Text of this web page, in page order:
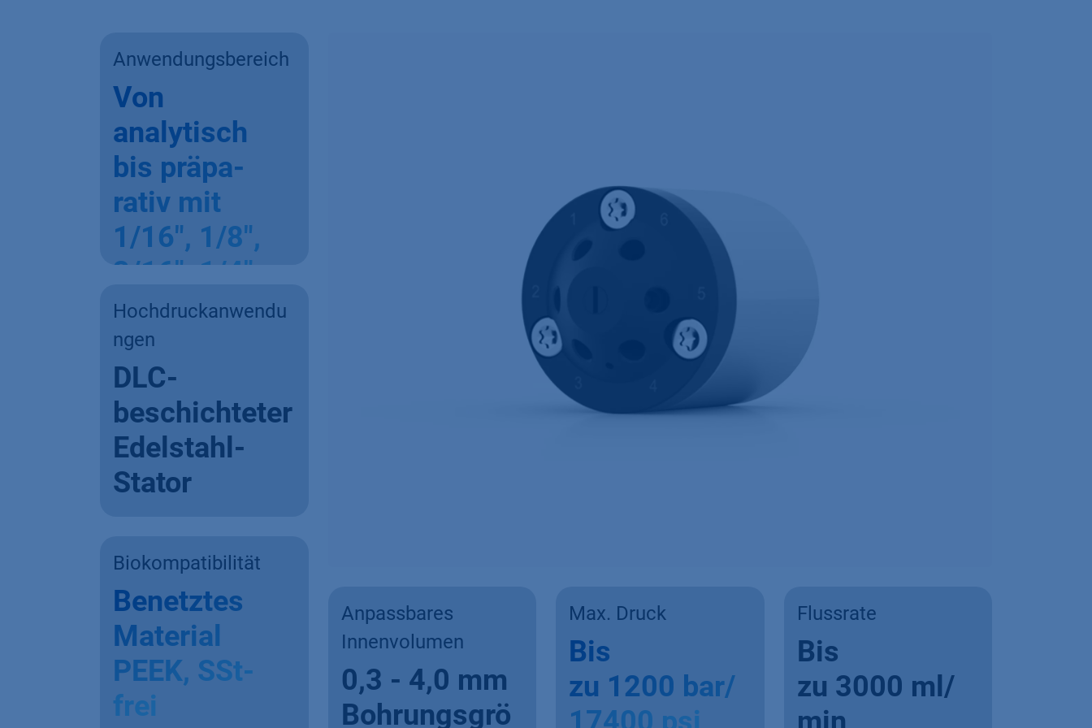
Anwendungsbereich
Von
analytisch
bis präpa-
rativ mit
1/16", 1/8",
3/16", 1/4"
Anschluss
Hochdruckanwendu
ngen
DLC-
beschichteter
Edelstahl-
Stator
Biokompatibilität
Benetztes
Material
PEEK, SSt-
frei
Anpassbares
Innenvolumen
0,3 - 4,0 mm
Bohrungsgrö
Max. Druck
Bis
zu 1200 bar/
Flussrate
Bis
zu 3000 ml/